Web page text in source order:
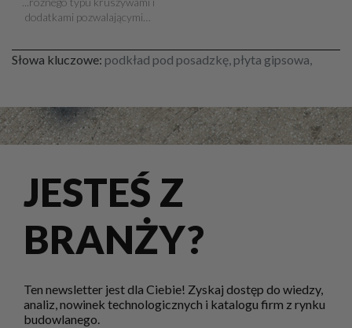
dodatkami pozwalającymi…
Słowa kluczowe: podkład pod posadzkę, płyta gipsowa,
JESTEŚ Z
BRANŻY?
Ten newsletter jest dla Ciebie! Zyskaj dostęp do wiedzy,
analiz, nowinek technologicznych i katalogu firm z rynku
budowlanego.